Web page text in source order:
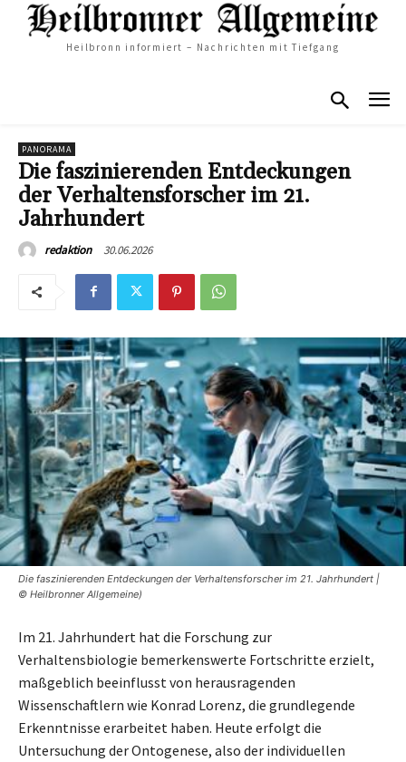
Heilbronn informiert – Nachrichten mit Tiefgang
PANORAMA
Die faszinierenden Entdeckungen
der Verhaltensforscher im 21.
Jahrhundert
redaktion 30.06.2026
Die faszinierenden Entdeckungen der Verhaltensforscher im 21. Jahrhundert |
© Heilbronner Allgemeine)
Im 21. Jahrhundert hat die Forschung zur
Verhaltensbiologie bemerkenswerte Fortschritte erzielt,
maßgeblich beeinflusst von herausragenden
Wissenschaftlern wie Konrad Lorenz, die grundlegende
Erkenntnisse erarbeitet haben. Heute erfolgt die
Untersuchung der Ontogenese, also der individuellen